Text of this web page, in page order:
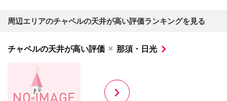
周辺エリアのチャペルの天井が高い評価ランキングを見る
チャペルの天井が高い評価 × 那須・日光